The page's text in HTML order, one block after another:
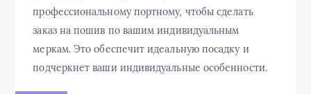
профессиональному портному, чтобы сделать
заказ на пошив по вашим индивидуальным
меркам. Это обеспечит идеальную посадку и
подчеркнет ваши индивидуальные особенности.